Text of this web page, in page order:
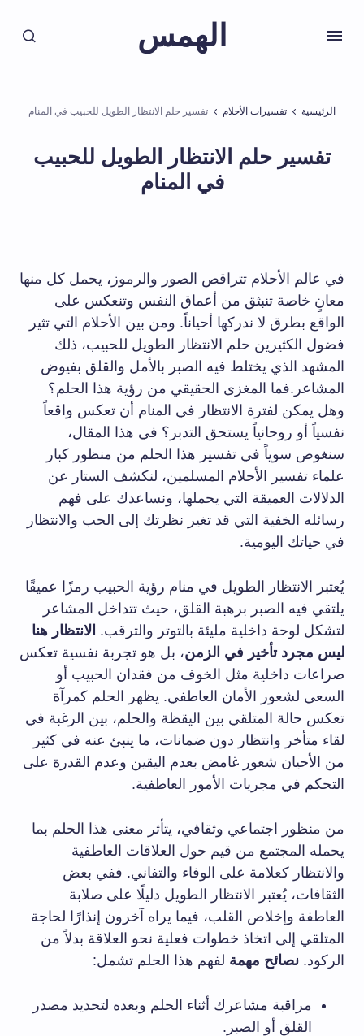
الهمس
الرئيسية تفسيرات الأحلام تفسير حلم الانتظار الطويل للحبيب في المنام
تفسير حلم الانتظار الطويل للحبيب
في المنام
في عالم الأحلام تتراقص الصور والرموز، يحمل كل منها
معانٍ خاصة تنبثق من أعماق النفس وتنعكس على
الواقع بطرق لا ندركها أحياناً. ومن بين الأحلام التي تثير
فضول الكثيرين حلم الانتظار الطويل للحبيب، ذلك
المشهد الذي يختلط فيه الصبر بالأمل والقلق بفيوض
المشاعر.فما المغزى الحقيقي من رؤية هذا الحلم؟
وهل يمكن لفترة الانتظار في المنام أن تعكس واقعاً
نفسياً أو روحانياً يستحق التدبر؟ في هذا المقال،
سنغوص سوياً في تفسير هذا الحلم من منظور كبار
علماء تفسير الأحلام المسلمين، لنكشف الستار عن
الدلالات العميقة التي يحملها، ونساعدك على فهم
رسائله الخفية التي قد تغير نظرتك إلى الحب والانتظار
في حياتك اليومية.
يُعتبر الانتظار الطويل في منام رؤية الحبيب رمزًا عميقًا
يلتقي فيه الصبر برهبة القلق، حيث تتداخل المشاعر
لتشكل لوحة داخلية مليئة بالتوتر والترقب. الانتظار هنا
ليس مجرد تأخير في الزمن، بل هو تجربة نفسية تعكس
صراعات داخلية مثل الخوف من فقدان الحبيب أو
السعي لشعور الأمان العاطفي. يظهر الحلم كمرآة
تعكس حالة المتلقي بين اليقظة والحلم، بين الرغبة في
لقاء متأخر وانتظار دون ضمانات، ما ينبئ عنه في كثير
من الأحيان شعور غامض بعدم اليقين وعدم القدرة على
التحكم في مجريات الأمور العاطفية.
من منظور اجتماعي وثقافي، يتأثر معنى هذا الحلم بما
يحمله المجتمع من قيم حول العلاقات العاطفية
والانتظار كعلامة على الوفاء والتفاني. ففي بعض
الثقافات، يُعتبر الانتظار الطويل دليلًا على صلابة
العاطفة وإخلاص القلب، فيما يراه آخرون إنذارًا لحاجة
المتلقي إلى اتخاذ خطوات فعلية نحو العلاقة بدلاً من
الركود. نصائح مهمة لفهم هذا الحلم تشمل:
مراقبة مشاعرك أثناء الحلم وبعده لتحديد مصدر
القلق أو الصبر.